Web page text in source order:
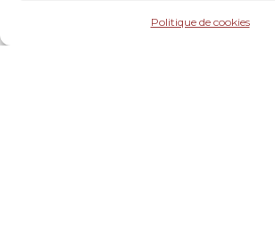
Politique de cookies